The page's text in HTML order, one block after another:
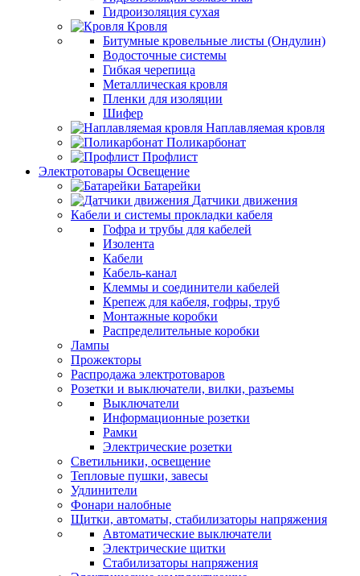
Гидроизоляция сухая
Кровля
Битумные кровельные листы (Ондулин)
Водосточные системы
Гибкая черепица
Металлическая кровля
Пленки для изоляции
Шифер
Наплавляемая кровля
Поликарбонат
Профлист
Электротовары Освещение
Батарейки
Датчики движения
Кабели и системы прокладки кабеля
Гофра и трубы для кабелей
Изолента
Кабели
Кабель-канал
Клеммы и соединители кабелей
Крепеж для кабеля, гофры, труб
Монтажные коробки
Распределительные коробки
Лампы
Прожекторы
Распродажа электротоваров
Розетки и выключатели, вилки, разъемы
Выключатели
Информационные розетки
Рамки
Электрические розетки
Светильники, освещение
Тепловые пушки, завесы
Удлинители
Фонари налобные
Щитки, автоматы, стабилизаторы напряжения
Автоматические выключатели
Электрические щитки
Стабилизаторы напряжения